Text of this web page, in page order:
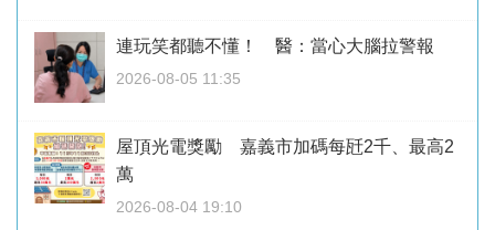
連玩笑都聽不懂！ 醫：當心大腦拉警報
2026-08-05 11:35
屋頂光電獎勵 嘉義市加碼每瓩2千、最高2
萬
2026-08-04 19:10